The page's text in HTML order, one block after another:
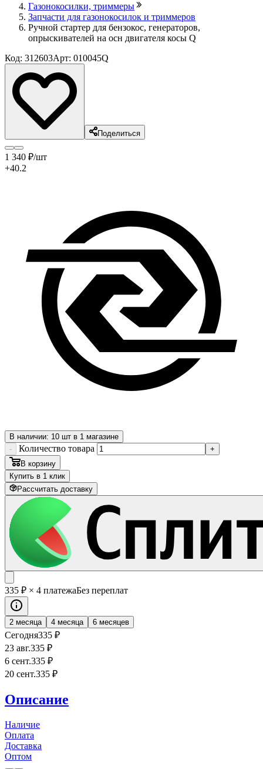
Газонокосилки, триммеры
Запчасти для газонокосилок и триммеров
Ручной стартер для бензокос, генераторов,
опрыскивателей на осн двигателя косы Q
Код: 312603Арт: 010045Q
Поделиться
1 340 ₽/шт
+40.2
В наличии: 10 шт в 1 магазине
-
Количество товара
+
В корзину
Купить в 1 клик
Рассчитать доставку
335 ₽ × 4 платежаБез переплат
2 месяца 4 месяца 6 месяцев
Сегодня335 ₽
23 авг.335 ₽
6 сент.335 ₽
20 сент.335 ₽
Описание
Наличие
Оплата
Доставка
Оптом